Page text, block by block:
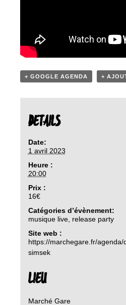
+ GOOGLE AGENDA +
DETAILS
Date:
1 avril 2023
Heure :
20:00
Prix :
16€
Catégories d’évènement:
musique live, release party
Site web :
https://marchegare.fr/
simsek
LIEU
Marché Gare